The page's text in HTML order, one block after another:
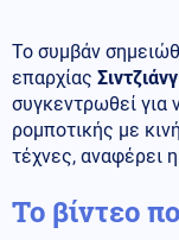
Το συμβάν
επαρχίας
συγκεντρωθεί για
ρομποτικής με
τέχνες, αναφέρει
Το βίντεο